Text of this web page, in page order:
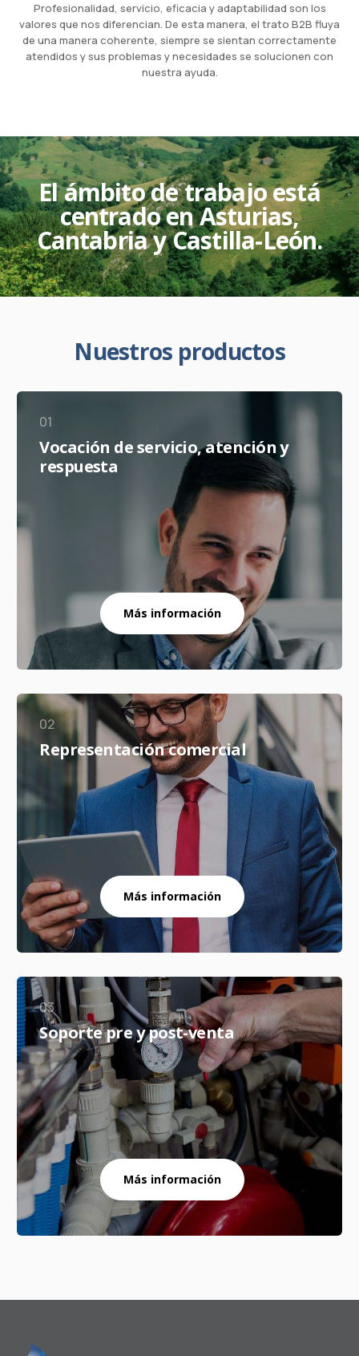
Profesionalidad, servicio, eficacia y adaptabilidad son los
valores que nos diferencian. De esta manera, el trato B2B fluya
de una manera coherente, siempre se sientan correctamente
atendidos y sus problemas y necesidades se solucionen con
nuestra ayuda.
El ámbito de trabajo está
centrado en Asturias,
Cantabria y Castilla-León.
Nuestros productos
01
Vocación de servicio, atención y
respuesta
Más información
02
Representación comercial
Más información
03
Soporte pre y post-venta
Más información